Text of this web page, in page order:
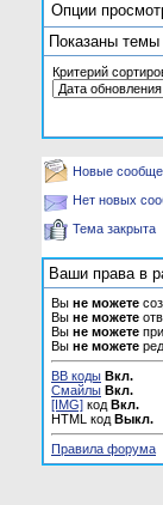
Опции
Показаны
Критерий
Новые
Нет новых
Тема закрыта
Ваши права в
Вы не можете
Вы не можете
Вы не можете
Вы не можете
BB коды Вкл.
Смайлы Вкл.
[IMG] код Вкл.
HTML код Выкл.
Правила форума